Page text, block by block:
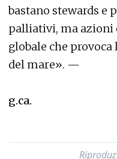
bastano stewards e
palliativi, ma azioni
globale che
del mare». —
g.ca.